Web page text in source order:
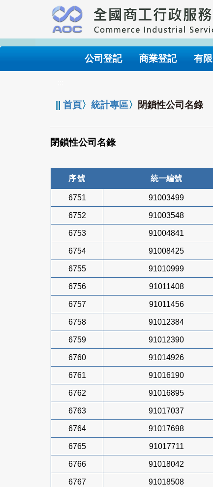
要
內
公司登記 商業登記 有
||首頁〉統計專區〉 閉鎖性公司名錄
閉鎖性公司名錄
序號 統一編號
6751 91003499
6752 91003548
6753 91004841
6754 91008425
6755 91010999
6756 91011408
6757 91011456
6758 91012384
6759 91012390
6760 91014926
6761 91016190
6762 91016895
6763 91017037
6764 91017698
6765 91017711
6766 91018042
6767 91018508